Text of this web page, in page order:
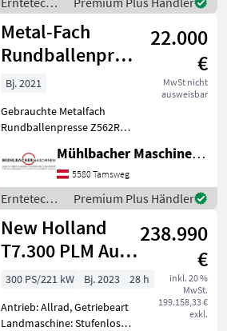
Grünland /
Metal-Fach
Metal-Fach
Rundballenpresse
Z562RN,
Privatverkauf
22.000
€
MwSt nicht
ausweisbar
Bj. 2021
Gebrauchte Metalfach
Rundballenpresse Z562RN
Kontaktaufnahme mit dem
0.6.6.0.6.6.9.1.1.7.1 - Baujahr
2021 - 13 Messer Schne
Mühlbacher Maschinen GmbH
5580 Tamsweg
Erntetechnik
Grünland /
Metal-Fach
Premium Plus Händler
New Holland
T7.300 PLM Auto
Command
238.990
€
inkl. 20 %
MwSt.
199.158,33 €
exkl.
300 PS/221 kW Bj. 2023
28 h
Antrieb: Allrad, Getriebeart
Landmaschine: Stufenloses